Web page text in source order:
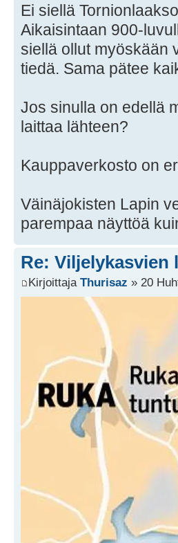
Ei siellä
Aikaisintaan 900-
siellä ollut myöskään
tiedä. Sama pätee
Jos sinulla on edellä
laittaa lähteen?
Kauppaverkosto on
Väinäjokisten Lapin
parempaa näyttöä
Re: Viljelykasvien
Kirjoittaja Thurisaz » 20